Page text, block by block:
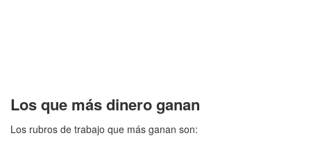
Los que más dinero ganan
Los rubros de trabajo que más ganan son: